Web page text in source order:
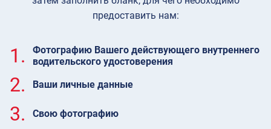
предоставить нам:
1.
Фотографию Вашего действующего внутреннего
водительского удостоверения
2. Ваши личные данные
3. Свою фотографию